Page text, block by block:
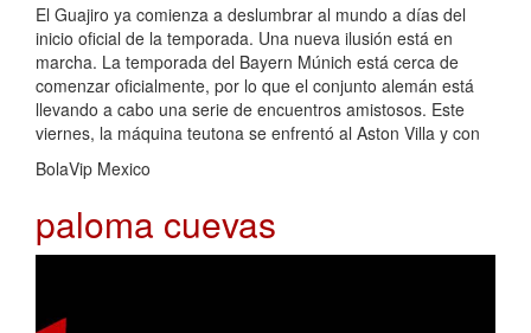
El Guajiro ya comienza a deslumbrar al mundo a días del
inicio oficial de la temporada. Una nueva ilusión está en
marcha. La temporada del Bayern Múnich está cerca de
comenzar oficialmente, por lo que el conjunto alemán está
llevando a cabo una serie de encuentros amistosos. Este
viernes, la máquina teutona se enfrentó al Aston Villa y con
BolaVip Mexico
paloma cuevas